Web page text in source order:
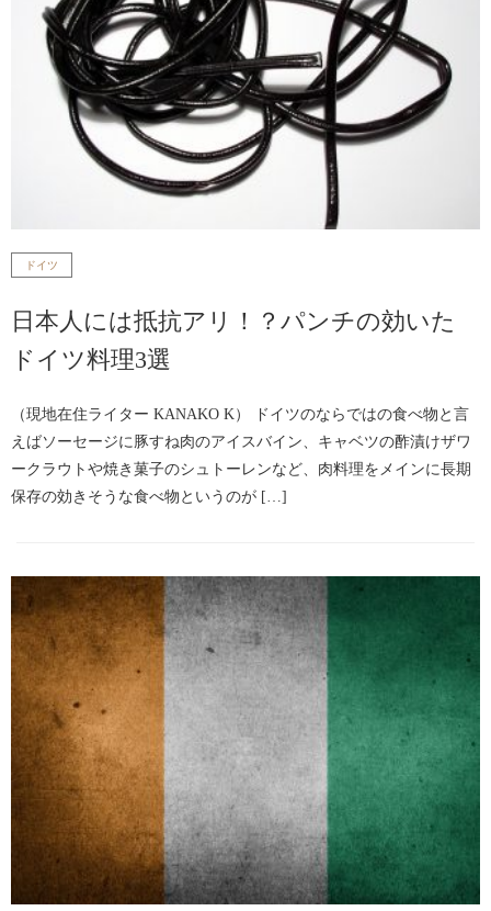
ドイツ
日本人には抵抗アリ！？パンチの効いた
ドイツ料理3選
（現地在住ライター KANAKO K） ドイツのならではの食べ物と言
えばソーセージに豚すね肉のアイスバイン、キャベツの酢漬けザワ
ークラウトや焼き菓子のシュトーレンなど、肉料理をメインに長期
保存の効きそうな食べ物というのが […]